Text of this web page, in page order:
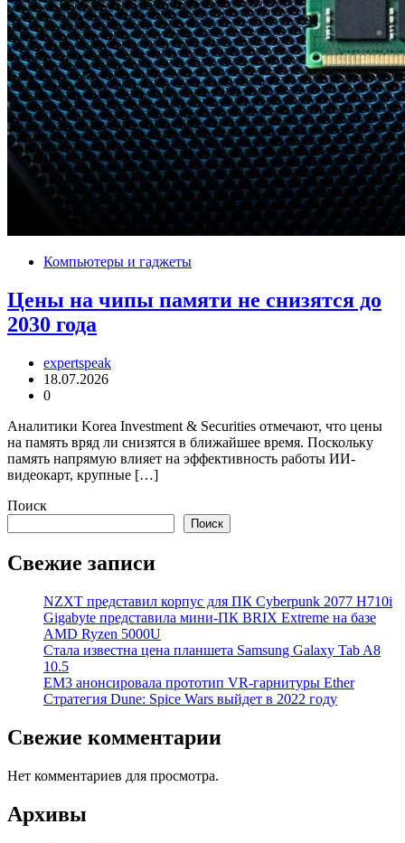
Компьютеры и гаджеты
Цены на чипы памяти не снизятся до
2030 года
expertspeak
18.07.2026
0
Аналитики Korea Investment & Securities отмечают, что цены
на память вряд ли снизятся в ближайшее время. Поскольку
память напрямую влияет на эффективность работы ИИ-
видеокарт, крупные […]
Поиск
Поиск
Свежие записи
NZXT представил корпус для ПК Cyberpunk 2077 H710i
Gigabyte представила мини-ПК BRIX Extreme на базе
AMD Ryzen 5000U
Стала известна цена планшета Samsung Galaxy Tab A8
10.5
EM3 анонсировала прототип VR-гарнитуры Ether
Стратегия Dune: Spice Wars выйдет в 2022 году
Свежие комментарии
Нет комментариев для просмотра.
Архивы